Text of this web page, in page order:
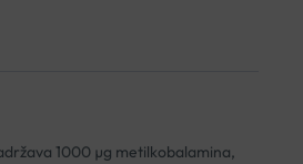
1000 µg metilkobalamina,